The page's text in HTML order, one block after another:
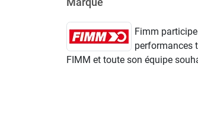
Fimm
performances
FIMM et toute son équipe